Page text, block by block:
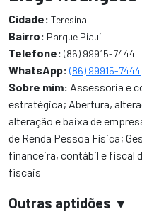
Cidade: Teresina
Bairro: Parque Piauí
Telefone: (86) 99915-7444
WhatsApp: (86) 99915-7444
Sobre mim: Assessoria e
estratégica; Abertura,
alteração e baixa de
de Renda Pessoa Física;
financeira, contábil e fiscal
fiscais
Outras aptidões